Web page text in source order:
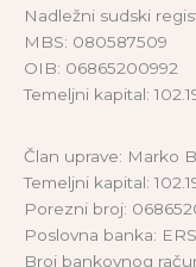
Nadležni sudski
MBS: 080587509
OIB: 06865200992
Temeljni kapital:
Član uprave: Marko
Temeljni kapital:
Porezni broj:
Poslovna banka:
Broj bankovnog